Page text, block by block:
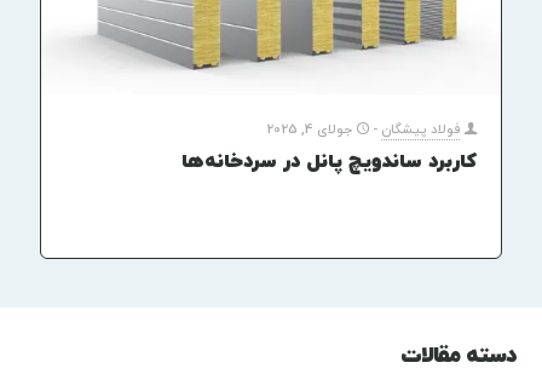
فولاد پیشگان - جولای 4, 2025
کاربرد ساندویچ پانل در سردخانه‌ها
دسته مقالات